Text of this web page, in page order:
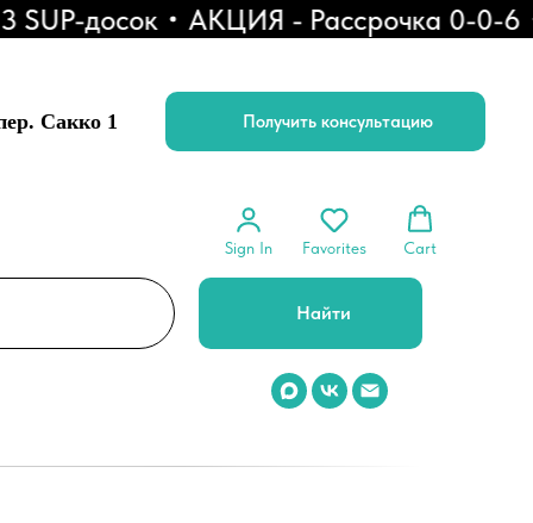
досок АКЦИЯ - Рассрочка 0-0-6
Сакко 1 Получить консультацию
Sign In Favorites Cart
Найти